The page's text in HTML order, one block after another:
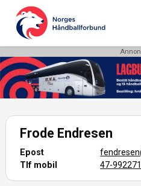
Frode Endresen
Epost
Tlf mobil
47-